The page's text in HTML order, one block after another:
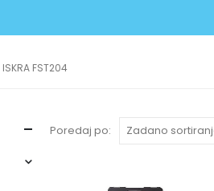
ISKRA FST204
Poredaj po: